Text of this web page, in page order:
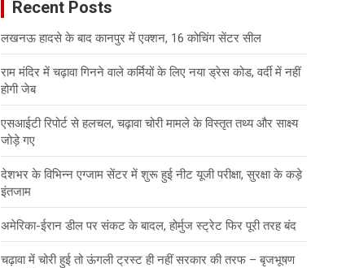
Recent Posts
लखनऊ हादसे के बाद कानपुर में एक्शन, 16 कोचिंग सेंटर सील
राम मंदिर में चढ़ावा गिनने वाले कर्मियों के लिए नया ड्रेस कोड, वर्दी में नहीं
होगी जेब
एसआईटी रिपोर्ट से हलचल, चढ़ावा चोरी मामले के विस्तृत तथ्य और साक्ष्य
जोड़े गए
देशभर के विभिन्न एग्जाम सेंटर में शुरू हुई नीट यूजी परीक्षा, सुरक्षा के कड़े
इंतजाम
अमेरिका-ईरान डील पर संकट के बादल, होर्मुज स्ट्रेट फिर पूरी तरह बंद
चढ़ावा में चोरी हुई तो ऊंगली ट्रस्ट ही नहीं सरकार की तरफ – बृजभूषण